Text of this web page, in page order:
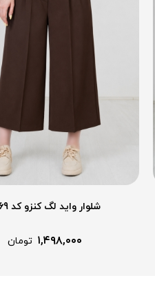
شلوار واید لگ کنزو کد 2669
۱,۴۹۸,۰۰۰ تومان